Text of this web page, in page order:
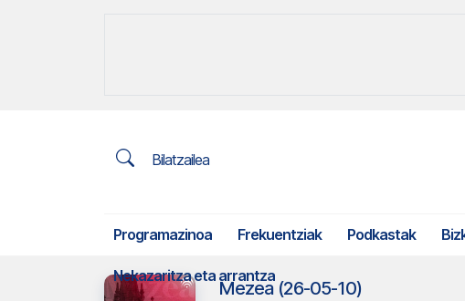
Bilatzailea
Programazinoa Frekuentziak Podkastak
Nekazaritza eta arrantza
Mezea (26-05-10)